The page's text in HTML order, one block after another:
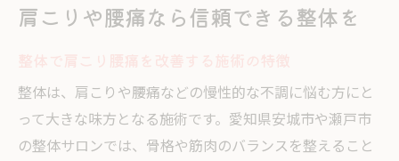
肩こりや腰痛なら信頼できる整体を
整体は、肩こりや腰痛などの慢性的な不調に悩む方にと
って大きな味方となる施術です。愛知県安城市や瀬戸市
の整体サロンでは、骨格や筋肉のバランスを整えること